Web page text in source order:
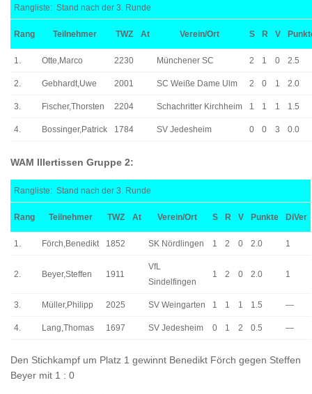
Rangliste: Stand nach der 3. Runde
Rang Teilnehmer TWZ At Verein/Ort S R V
1. Otte,Marco 2230 Münchener SC 2 1 0 2.5
2. Gebhardt,Uwe 2001 SC Weiße Dame Ulm 2 0 1 2.0
3. Fischer,Thorsten 2204 Schachritter Kirchheim 1 1 1 1.5
4. Bossinger,Patrick 1784 SV Jedesheim 0 0 3 0.0
WAM Illertissen Gruppe 2:
Rangliste: Stand nach der 3. Runde
Rang Teilnehmer TWZ At Verein/Ort S R V Punkte DiVer
1. Förch,Benedikt 1852 SK Nördlingen 1 2 0 2.0 1
2. Beyer,Steffen 1911
VfL
Sindelfingen
1 2 0 2.0 1
3. Müller,Philipp 2025 SV Weingarten 1 1 1 1.5 —
4. Lang,Thomas 1697 SV Jedesheim 0 1 2 0.5 —
Den Stichkampf um Platz 1 gewinnt Benedikt Förch gegen Steffen
Beyer mit 1 : 0